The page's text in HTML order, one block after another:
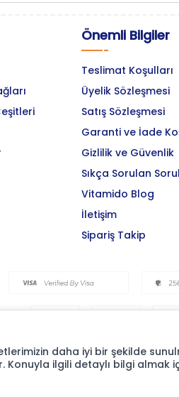
Önemli Bilgiler
Teslimat Koşulları
Üyelik Sözleşmesi
Satış Sözleşmesi
Garanti ve İade
Gizlilik ve Güvenlik
Sıkça Sorulan
Vitamido Blog
İletişim
Sipariş Takip
daha iyi bir şekilde
Konuyla ilgili detaylı bilgi almak